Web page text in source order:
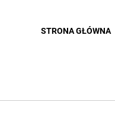
STRONA GŁÓWNA